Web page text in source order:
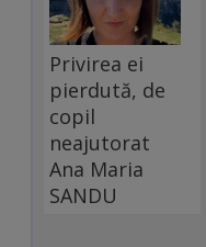
Privirea ei
pierdută, de
copil
neajutorat
Ana Maria
SANDU